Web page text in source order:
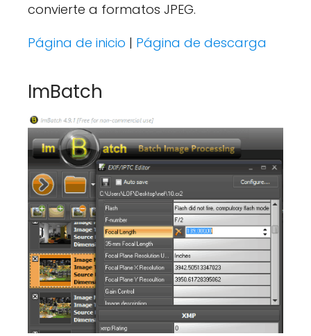
convierte a formatos JPEG.
Página de inicio | Página de descarga
ImBatch